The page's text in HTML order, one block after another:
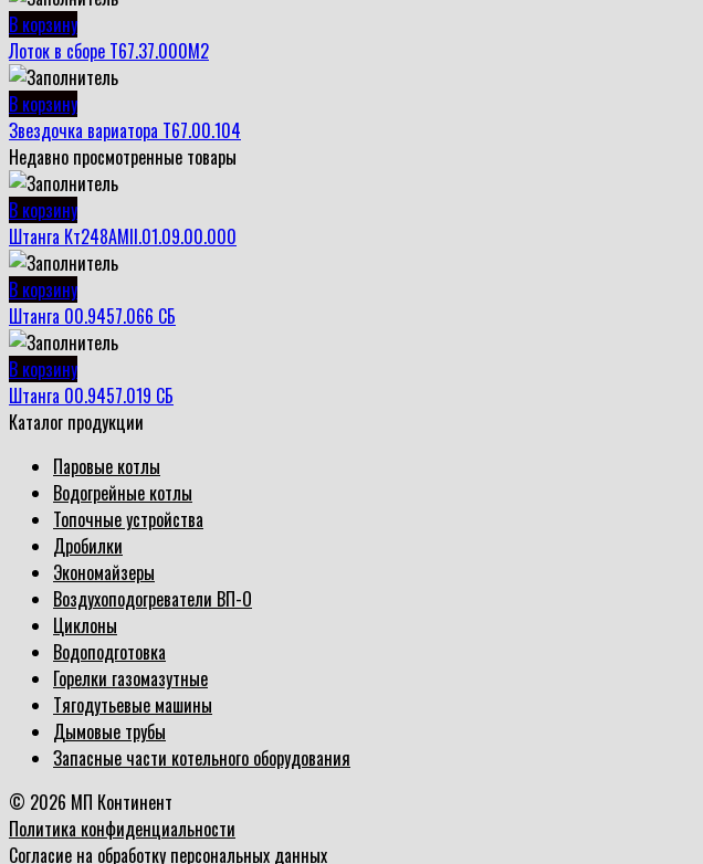
В корзину
Лоток в сборе Т67.37.000М2
В корзину
Звездочка вариатора Т67.00.104
Недавно просмотренные товары
В корзину
Штанга Кт248АМII.01.09.00.000
В корзину
Штанга 00.9457.066 СБ
В корзину
Штанга 00.9457.019 СБ
Каталог продукции
Паровые котлы
Водогрейные котлы
Топочные устройства
Дробилки
Экономайзеры
Воздухоподогреватели ВП-О
Циклоны
Водоподготовка
Горелки газомазутные
Тягодутьевые машины
Дымовые трубы
Запасные части котельного оборудования
© 2026 МП Континент
Политика конфиденциальности
Согласие на обработку персональных данных